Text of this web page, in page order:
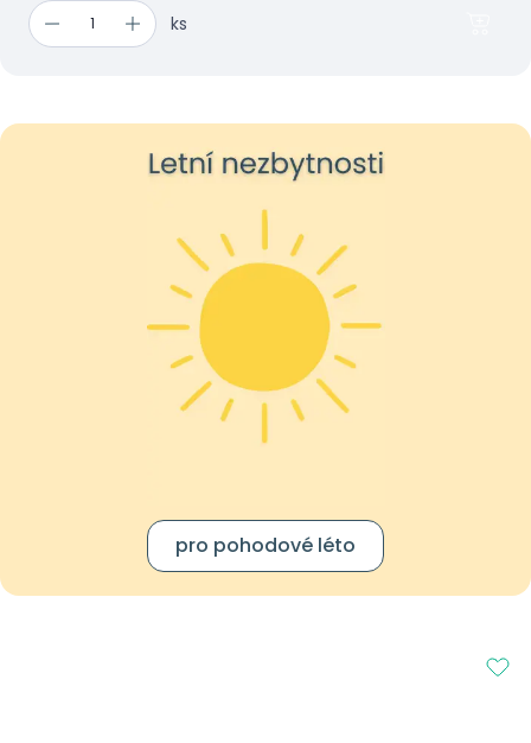
ks
pro pohodové léto